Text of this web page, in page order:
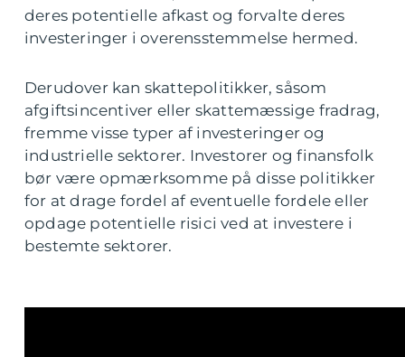
deres potentielle afkast og forvalte deres
investeringer i overensstemmelse hermed.
Derudover kan skattepolitikker, såsom
afgiftsincentiver eller skattemæssige fradrag,
fremme visse typer af investeringer og
industrielle sektorer. Investorer og finansfolk
bør være opmærksomme på disse politikker
for at drage fordel af eventuelle fordele eller
opdage potentielle risici ved at investere i
bestemte sektorer.